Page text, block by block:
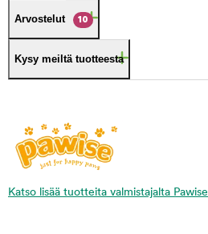
Arvostelut 10
Kysy meiltä tuotteesta
Katso lisää tuotteita valmistajalta Pawise